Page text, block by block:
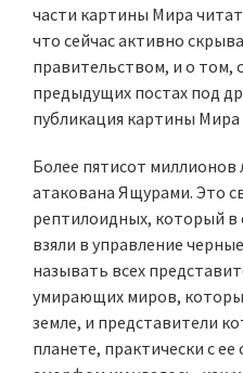
части картины Мира
что сейчас активно
правительством, и о том,
предыдущих постах под
публикация картины
Более пятисот миллионов
атакована Ящурами. Это
рептилоидных, который в
взяли в управление
называть всех
умирающих миров,
земле, и представители
планете, практически с